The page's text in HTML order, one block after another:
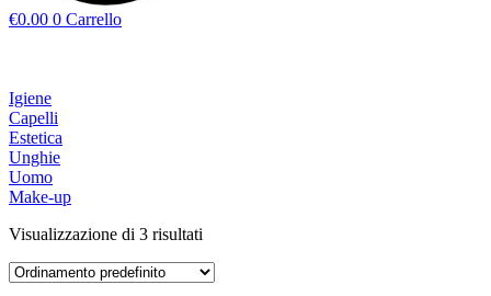
€0.00 0 Carrello
Igiene
Capelli
Estetica
Unghie
Uomo
Make-up
Visualizzazione di 3 risultati